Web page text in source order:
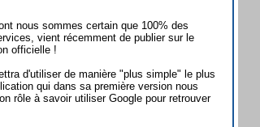
nous sommes certain que 100% des
vient récemment de publier sur le
officielle !
d'utiliser de manière "plus simple" le plus
qui dans sa première version nous
rôle à savoir utiliser Google pour retrouver